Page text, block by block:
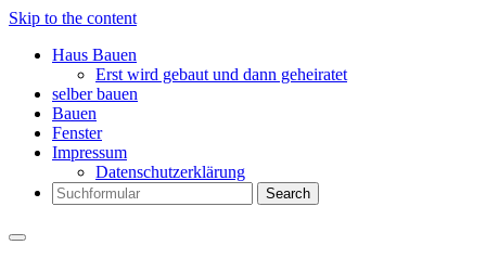
Skip to the content
Haus Bauen
Erst wird gebaut und dann geheiratet
selber bauen
Bauen
Fenster
Impressum
Datenschutzerklärung
Search